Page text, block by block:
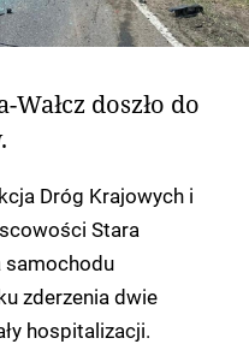
doszło do
Dróg Krajowych i
Stara
samochodu
zderzenia dwie
hospitalizacji.